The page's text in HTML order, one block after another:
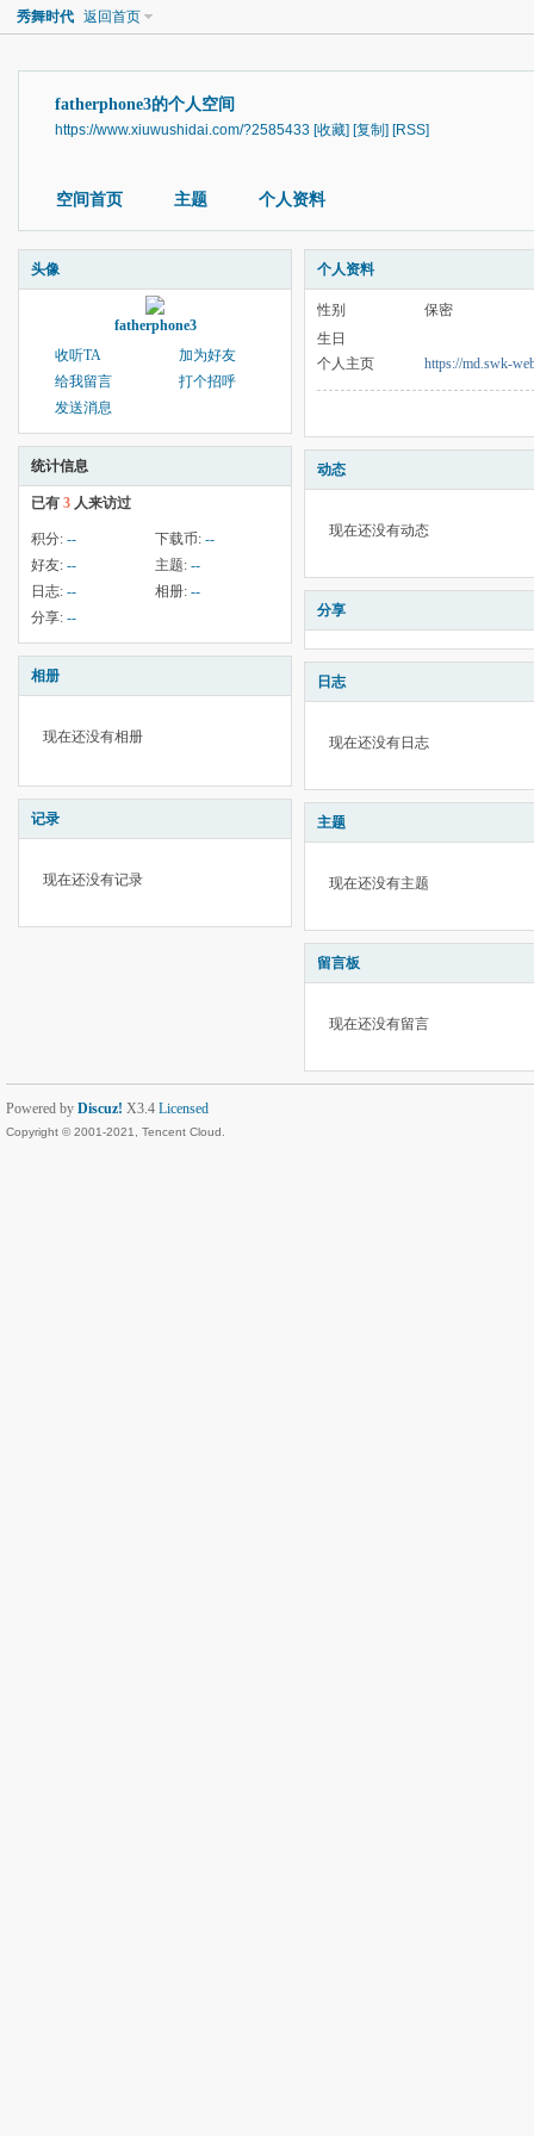
秀舞时代 返回首页
fatherphone3的个人空间
https://www.xiuwushidai.com/?2585433 [收藏] [复制] [RSS]
空间首页 主题 个人资料
头像
fatherphone3
收听TA
加为好友
给我留言
打个招呼
发送消息
统计信息
已有 3 人来访过
积分: -- 下载币: --
好友: -- 主题: --
日志: -- 相册: --
分享: --
相册
现在还没有相册
记录
现在还没有记录
个人资料
性别
保密
生日
个人主页
https://md.swk-
动态
现在还没有动态
分享
日志
现在还没有日志
主题
现在还没有主题
留言板
现在还没有留言
Powered by Discuz! X3.4 Licensed
Copyright © 2001-2021, Tencent Cloud.